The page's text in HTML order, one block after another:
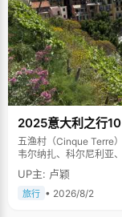
2025意大利之行
五渔村（Cinque Terre
韦尔纳扎、科尔尼利亚
山傍海，房屋色彩斑斓
UP主: 卢颖
旅行 • 2026/8/2